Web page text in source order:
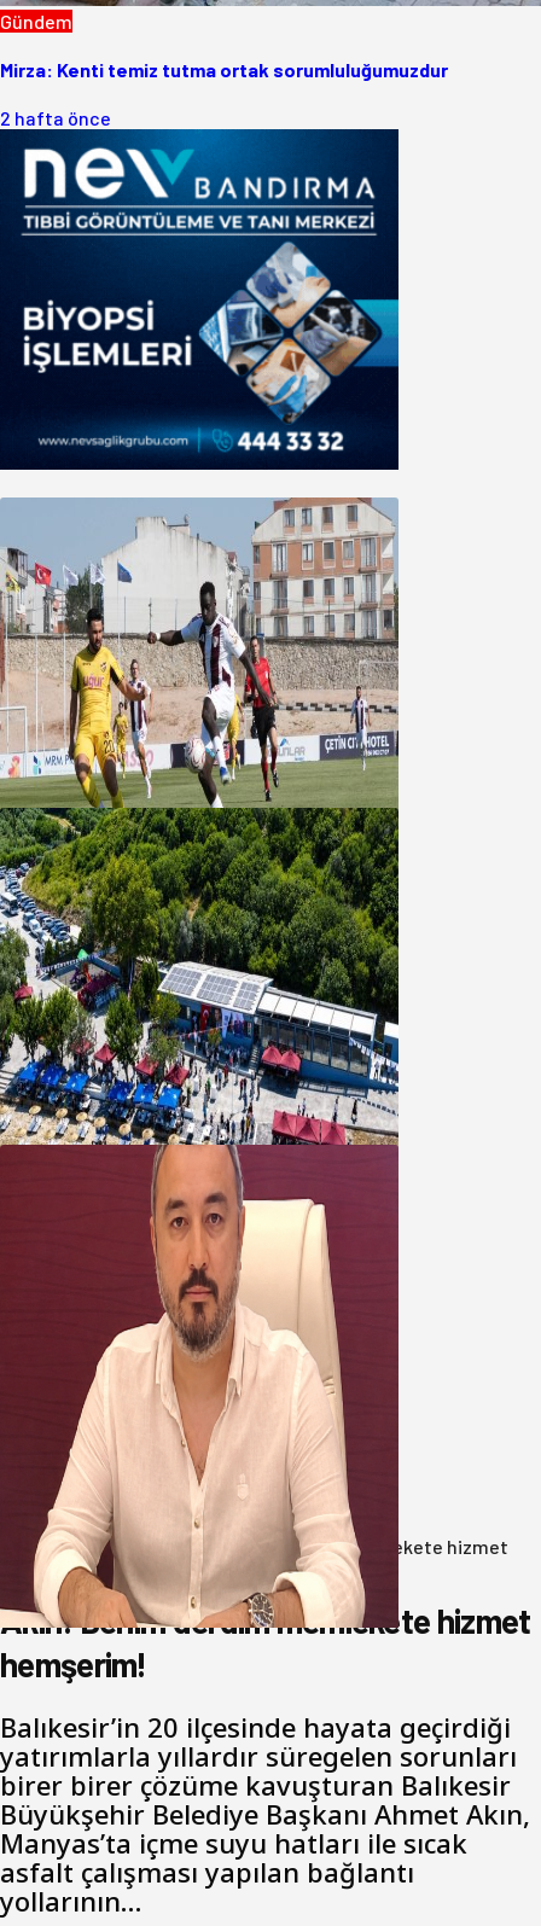
Gündem
Mirza: Kenti temiz tutma ortak sorumluluğumuzdur
2 hafta önce
Bandırmaspor’dan 3 gollü başlangıç
08 Ağustos 2026
Bandırma Belediyesinden
Şirinçavuş’a hayat veren tesis
08 Ağustos 2026
Oğuzbeyi’nden Balıkesirspor
yönetimine cevap : Herkes kendine
yakışanı yapar, buluttan nem
kapmayın!
07 Ağustos 2026
Anasayfa/ Gündem/
Akın: Benim derdim memlekete hizmet
hemşerim!
Akın: Benim derdim memlekete hizmet
hemşerim!
Balıkesir’in 20 ilçesinde hayata geçirdiği
yatırımlarla yıllardır süregelen sorunları
birer birer çözüme kavuşturan Balıkesir
Büyükşehir Belediye Başkanı Ahmet Akın,
Manyas’ta içme suyu hatları ile sıcak
asfalt çalışması yapılan bağlantı
yollarının…